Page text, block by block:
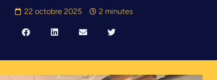
22 octobre 2025 2 minutes